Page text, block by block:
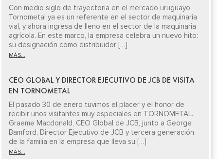
Con medio siglo de trayectoria en el mercado uruguayo,
Tornometal ya es un referente en el sector de maquinaria
vial, y ahora ingresa de lleno en el sector de la maquinaria
agrícola. En este marco, la empresa celebra un nuevo hito:
su designación como distribuidor […]
MÁS...
CEO GLOBAL Y DIRECTOR EJECUTIVO DE JCB DE VISITA
EN TORNOMETAL
El pasado 30 de enero tuvimos el placer y el honor de
recibir unos visitantes muy especiales en TORNOMETAL.
Graeme Macdonald, CEO Global de JCB, junto a George
Bamford, Director Ejecutivo de JCB y tercera generación
de la familia en la empresa que lleva su […]
MÁS...